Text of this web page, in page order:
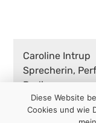
Caroline Intrup
Sprecherin,
Berlin
Impressum &
Diese Website
Cookies und wie